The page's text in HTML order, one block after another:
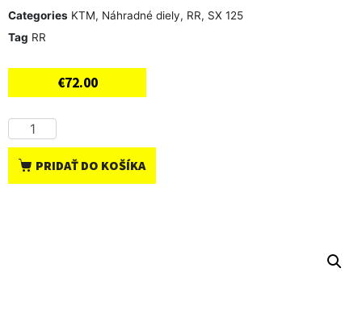
Categories KTM, Náhradné diely, RR, SX 125
Tag RR
€72.00
PRIDAŤ DO KOŠÍKA